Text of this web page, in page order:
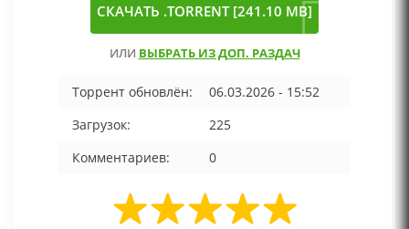
СКАЧАТЬ .TORRENT [241.10 MB]
ИЛИ ВЫБРАТЬ ИЗ ДОП. РАЗДАЧ
Торрент обновлён:
06.03.2026 - 15:52
Загрузок:
225
Комментариев:
0